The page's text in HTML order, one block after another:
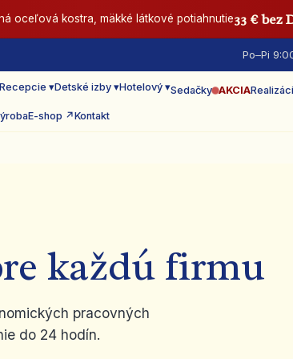
oceľová kostra, mäkké látkové potiahnutie33 € bez
Po–Pi
Recepcie ▾Detské izby ▾Hotelový ▾Sedačky AKCIA
E-shop ↗Kontakt
každú firmu
pracovných
do 24 hodín.